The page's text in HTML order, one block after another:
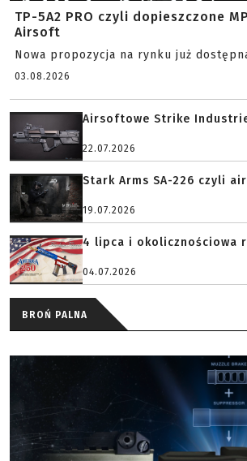
TP-5A2 PRO czyli dopieszczone
Airsoft
Nowa propozycja na rynku już
03.08.2026
Airsoftowe Strike
22.07.2026
Stark Arms SA-226 czyli
19.07.2026
4 lipca i okolicznościowa
04.07.2026
BROŃ PALNA